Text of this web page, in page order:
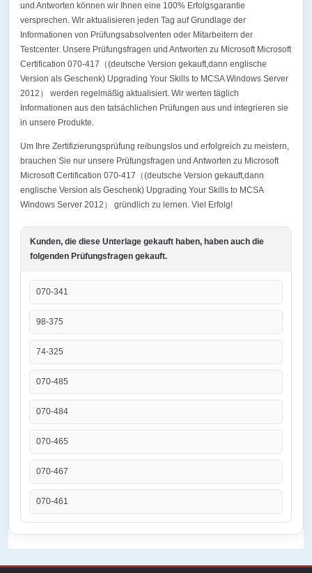
und Antworten können wir Ihnen eine 100% Erfolgsgarantie
versprechen. Wir aktualisieren jeden Tag auf Grundlage der
Informationen von Prüfungsabsolventen oder Mitarbeitern der
Testcenter. Unsere Prüfungsfragen und Antworten zu Microsoft Microsoft
Certification 070-417（(deutsche Version gekauft,dann englische
Version als Geschenk) Upgrading Your Skills to MCSA Windows Server
2012） werden regelmäßig aktualisiert. Wir werten täglich
Informationen aus den tatsächlichen Prüfungen aus und integrieren sie
in unsere Produkte.
Um Ihre Zertifizierungsprüfung reibungslos und erfolgreich zu meistern,
brauchen Sie nur unsere Prüfungsfragen und Antworten zu Microsoft
Microsoft Certification 070-417（(deutsche Version gekauft,dann
englische Version als Geschenk) Upgrading Your Skills to MCSA
Windows Server 2012） gründlich zu lernen. Viel Erfolg!
Kunden, die diese Unterlage gekauft haben, haben auch die
folgenden Prüfungsfragen gekauft.
070-341
98-375
74-325
070-485
070-484
070-465
070-467
070-461